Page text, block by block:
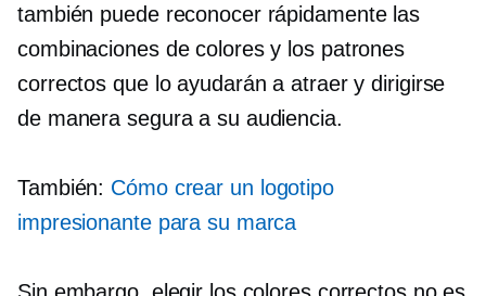
también puede reconocer rápidamente las
combinaciones de colores y los patrones
correctos que lo ayudarán a atraer y dirigirse
de manera segura a su audiencia.
También: Cómo crear un logotipo
impresionante para su marca